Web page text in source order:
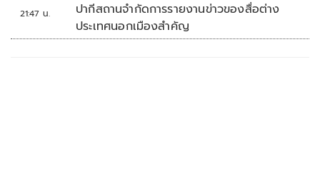
21:47 น.
ปากีสถานจำกัดการรายงานข่าวของสื่อต่าง
ประเทศนอกเมืองสำคัญ